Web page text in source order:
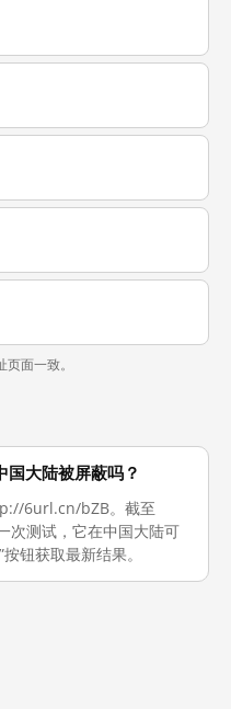
面一致。
大陆被屏蔽吗？
6url.cn/bZB。截至
次测试，它在中国大陆可
钮获取最新结果。